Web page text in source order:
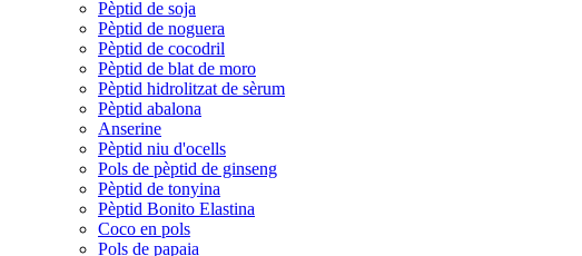
Pèptid de soja
Pèptid de noguera
Pèptid de cocodril
Pèptid de blat de moro
Pèptid hidrolitzat de sèrum
Pèptid abalona
Anserine
Pèptid niu d'ocells
Pols de pèptid de ginseng
Pèptid de tonyina
Pèptid Bonito Elastina
Coco en pols
Pols de papaia